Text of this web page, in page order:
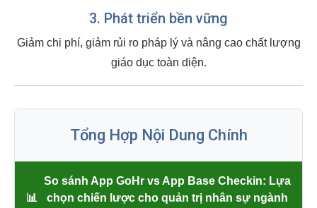
3. Phát triển bền vững
Giảm chi phí, giảm rủi ro pháp lý và nâng cao chất lượng
giáo dục toàn diện.
Tổng Hợp Nội Dung Chính
📊
So sánh App GoHr vs App Base Checkin: Lựa
chọn chiến lược cho quản trị nhân sự ngành